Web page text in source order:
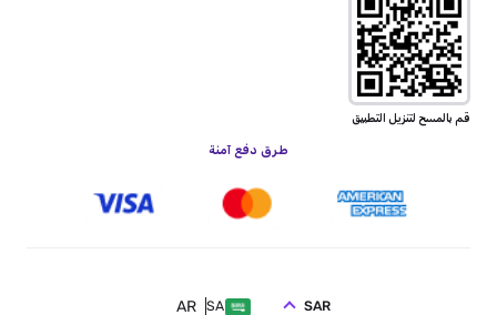
قم بالمسح لتنزيل التطبيق
طرق دفع آمنة
SA
AR SAR